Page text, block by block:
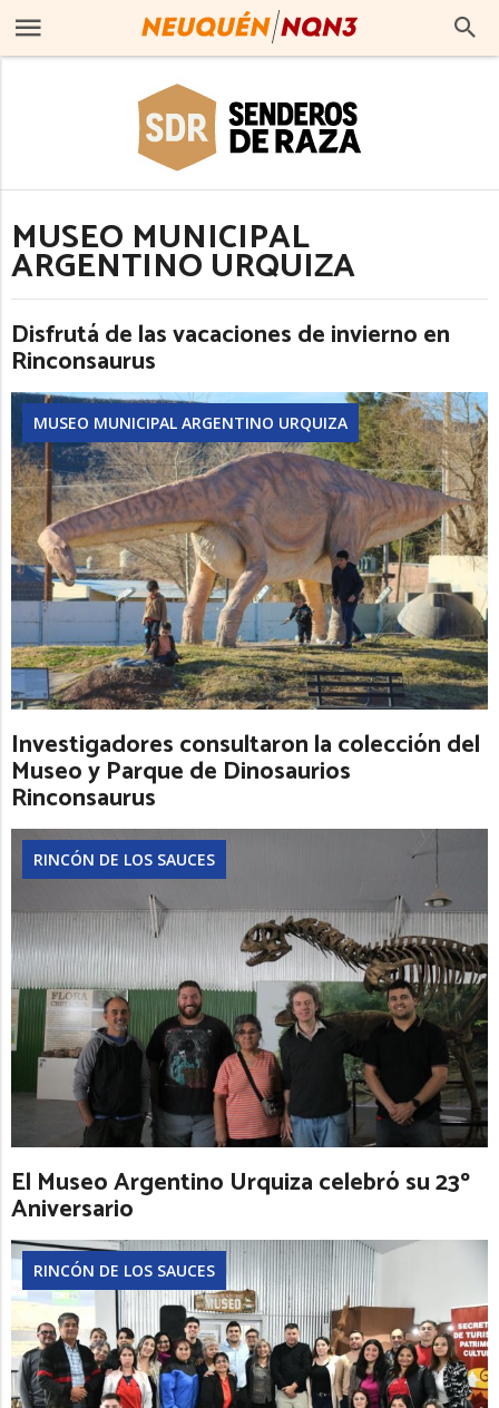
MUSEO MUNICIPAL
ARGENTINO URQUIZA
Disfrutá de las vacaciones de invierno en
Rinconsaurus
MUSEO MUNICIPAL ARGENTINO URQUIZA
Investigadores consultaron la colección del
Museo y Parque de Dinosaurios
Rinconsaurus
RINCÓN DE LOS SAUCES
El Museo Argentino Urquiza celebró su 23º
Aniversario
RINCÓN DE LOS SAUCES